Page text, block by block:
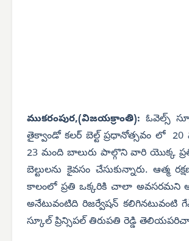
ముకరంపుర,(విజయక్రాంతి): ఓవెల్స్
తైక్వాండో కలర్ బెల్ట్ ప్రధానోత్సవం లో
23 మంది బాలురు పాల్గొని వారి యొక్క
బెల్టులను కైవసం చేసుకున్నారు. ఆత్మ
కాలంలో ప్రతి ఒక్కరికి చాలా అవసరమని
అనేటువంటిది రిజర్వేషన్ కలిగినటువంటి
స్కూల్ ప్రిన్సిపల్ తిరుపతి రెడ్డి